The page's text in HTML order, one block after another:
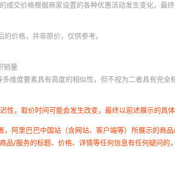
交价格根据商家设置的各种优惠活动发生变化，最终
价格，并非原价，仅供参考。
销量
维度要素具有高度的相似性，但不视为二者具有完全
，取价时间可能会发生改变，最终以前述展示的具
阿里巴巴中国站（含网站、客户端等）所展示的
/服务的标题、价格、详情等任何信息有任何疑问